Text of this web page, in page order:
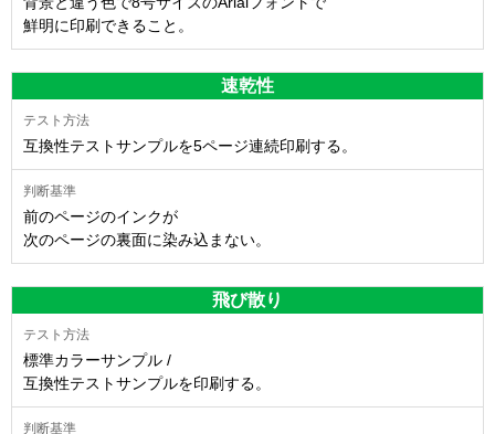
鮮明に印刷できること。
速乾性
互換性テストサンプルを5ページ連続印刷する。
前のページのインクが
次のページの裏面に染み込まない。
飛び散り
標準カラーサンプル /
互換性テストサンプルを印刷する。